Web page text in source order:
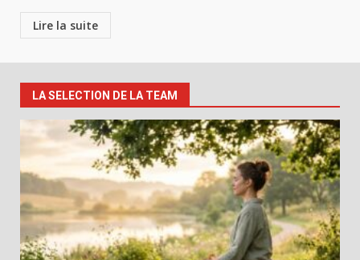
Lire la suite
LA SELECTION DE LA TEAM